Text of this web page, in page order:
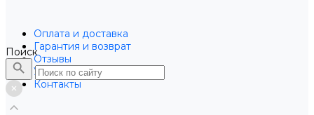
Оплата и доставка
Гарантия и возврат
Отзывы
Услуги
Контакты
Поиск